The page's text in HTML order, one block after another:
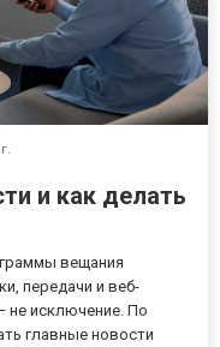
и как делать
вещания
передачи и веб-
не исключение. По
главные новости